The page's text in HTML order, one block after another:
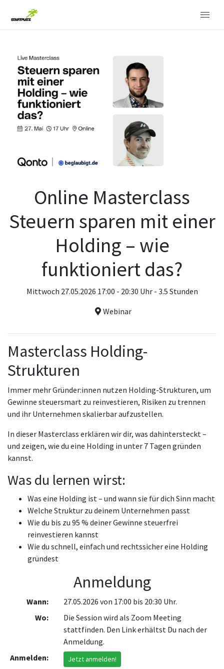
Online Masterclass
Steuern sparen mit einer
Holding – wie
funktioniert das?
Mittwoch 27.05.2026 17:00 - 20:30 Uhr - 3.5 Stunden
Webinar
Masterclass Holding-
Strukturen
Immer mehr Gründer:innen nutzen Holding-Strukturen, um
Gewinne steuersmart zu reinvestieren, Risiken zu trennen
und ihr Unternehmen skalierbar aufzustellen.
In dieser Masterclass erklären wir dir, was dahintersteckt –
und zeigen, wie du eine Holding in unter 7 Tagen gründen
kannst.
Was du lernen wirst:
Was eine Holding ist – und wann sie für dich Sinn macht
Welche Struktur zu deinem Unternehmen passt
Wie du bis zu 95 % deiner Gewinne steuerfrei
reinvestieren kannst
Wie du schnell, einfach und rechtssicher eine Holding
gründest
Anmeldung
Wann:
27.05.2026 von 17:00 bis 20:30 Uhr.
Wo:
Die Session wird als Zoom Meeting
stattfinden. Den Link erhältst Du nach der
Anmeldung.
Anmelden:
Jetzt anmelden!